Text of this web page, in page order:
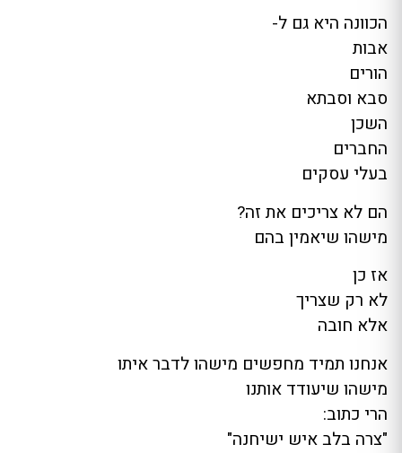
הכוונה היא גם ל-
אבות
הורים
סבא וסבתא
השכן
החברים
בעלי עסקים
הם לא צריכים את זה?
מישהו שיאמין בהם
אז כן
לא רק שצריך
אלא חובה
אנחנו תמיד מחפשים מישהו לדבר איתו
מישהו שיעודד אותנו
הרי כתוב:
"צרה בלב איש ישיחנה"